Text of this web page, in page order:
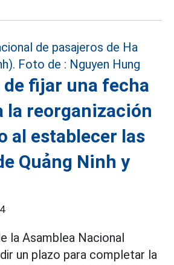
de fijar una fecha
la reorganización
al establecer las
Quảng Ninh y
la Asamblea Nacional
un plazo para completar la